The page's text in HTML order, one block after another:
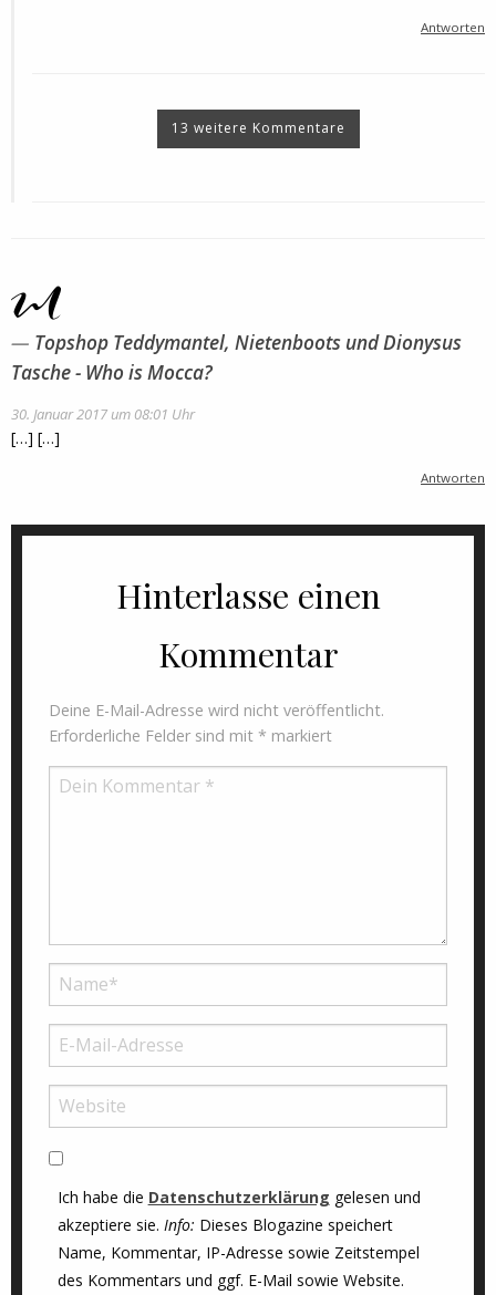
Antworten
13 weitere Kommentare
Topshop Teddymantel, Nietenboots und Dionysus
Tasche - Who is Mocca?
30. Januar 2017 um 08:01 Uhr
[…] […]
Antworten
Hinterlasse einen
Kommentar
Deine E-Mail-Adresse wird nicht veröffentlicht.
Erforderliche Felder sind mit * markiert
Ich habe die Datenschutzerklärung gelesen und
akzeptiere sie. Info: Dieses Blogazine speichert
Name, Kommentar, IP-Adresse sowie Zeitstempel
des Kommentars und ggf. E-Mail sowie Website.